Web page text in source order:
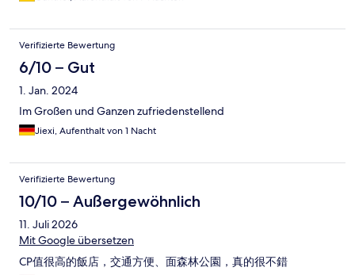
Verifizierte Bewertung
6/10 – Gut
1. Jan. 2024
Im Großen und Ganzen zufriedenstellend
Jiexi, Aufenthalt von 1 Nacht
Verifizierte Bewertung
10/10 – Außergewöhnlich
11. Juli 2026
Mit Google übersetzen
CP值很高的飯店，交通方便、面森林公園，真的很不錯